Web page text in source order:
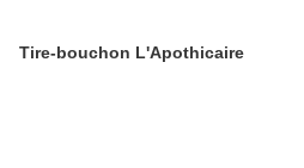
Tire-bouchon L'Apothicaire